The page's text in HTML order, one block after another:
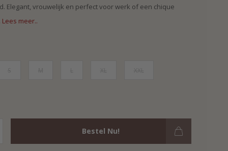
Elegant, vrouwelijk en perfect voor werk of een chique
Lees meer..
Bestel Nu!